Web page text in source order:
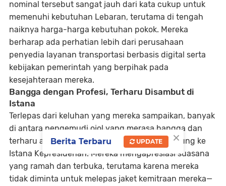
nominal tersebut sangat jauh dari kata cukup untuk
memenuhi kebutuhan Lebaran, terutama di tengah
naiknya harga-harga kebutuhan pokok. Mereka
berharap ada perhatian lebih dari perusahaan
penyedia layanan transportasi berbasis digital serta
kebijakan pemerintah yang berpihak pada
kesejahteraan mereka.
Bangga dengan Profesi, Terharu Disambut di
Istana
Terlepas dari keluhan yang mereka sampaikan, banyak
di antara pengemudi ojol yang merasa bangga dan
terharu atas kesempatan untuk datang langsung ke
Istana Kepresidenan. Mereka mengapresiasi suasana
yang ramah dan terbuka, terutama karena mereka
tidak diminta untuk melepas jaket kemitraan mereka—
×
Berita Terbaru UPDATE